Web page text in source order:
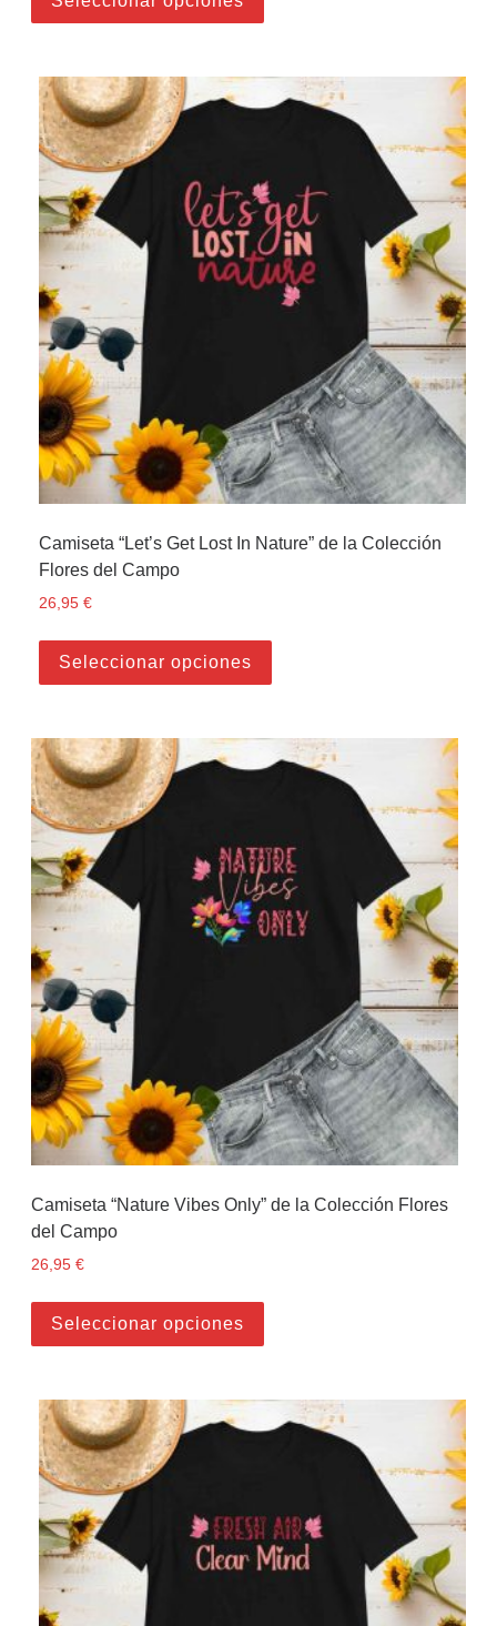
Camiseta “Let’s Get Lost In Nature” de la Colección
Flores del Campo
26,95€
Seleccionar opciones
Camiseta “Nature Vibes Only” de la Colección Flores
del Campo
26,95 €
Seleccionar opciones